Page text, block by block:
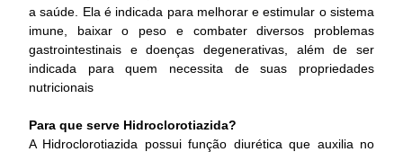
a saúde. Ela é indicada para melhorar e estimular o sistema
imune, baixar o peso e combater diversos problemas
gastrointestinais e doenças degenerativas, além de ser
indicada para quem necessita de suas propriedades
nutricionais
Para que serve Hidroclorotiazida?
A Hidroclorotiazida possui função diurética que auxilia no